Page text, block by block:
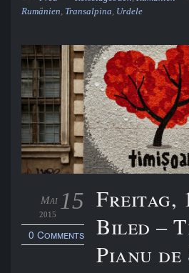
Rumänien Transalpina Urdele
15
Mai
2015
0 Comments
Freitag,
Biled –
Pianu de